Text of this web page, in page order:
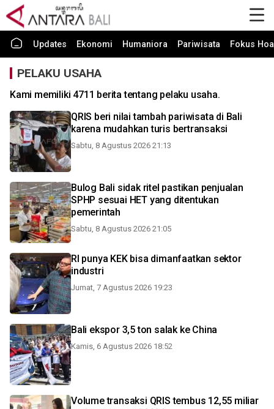
Updates Ekonomi Humaniora Pariwisata Fokus
PELAKU USAHA
Kami memiliki 4711 berita tentang pelaku usaha.
QRIS beri nilai tambah pariwisata di Bali
karena mudahkan turis bertransaksi
Sabtu, 8 Agustus 2026 21:13
Bulog Bali sidak ritel pastikan penjualan
SPHP sesuai HET yang ditentukan
pemerintah
Sabtu, 8 Agustus 2026 21:05
RI punya KEK bisa dimanfaatkan sektor
industri
Jumat, 7 Agustus 2026 19:23
Bali ekspor 3,5 ton salak ke China
Kamis, 6 Agustus 2026 18:52
Volume transaksi QRIS tembus 12,55 miliar